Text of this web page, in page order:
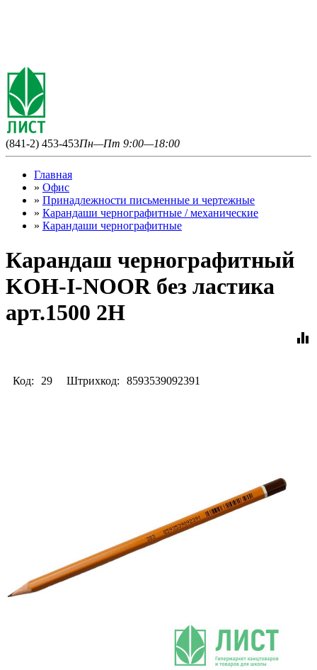
(841-2) 453-453Пн—Пт 9:00—18:00
Главная
» Офис
» Принадлежности письменные и чертежные
» Карандаши чернографитные / механические
» Карандаши чернографитные
Карандаш чернографитный
KOH-I-NOOR без ластика
арт.1500 2Н
equalizer
Код: 29 Штрихкод: 8593539092391